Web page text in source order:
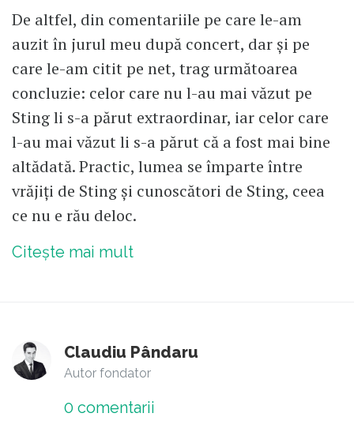
De altfel, din comentariile pe care le-am
auzit în jurul meu după concert, dar și pe
care le-am citit pe net, trag următoarea
concluzie: celor care nu l-au mai văzut pe
Sting li s-a părut extraordinar, iar celor care
l-au mai văzut li s-a părut că a fost mai bine
altădată. Practic, lumea se împarte între
vrăjiți de Sting și cunoscători de Sting, ceea
ce nu e rău deloc.
Citește mai mult
Claudiu Pândaru
Autor fondator
0 comentarii